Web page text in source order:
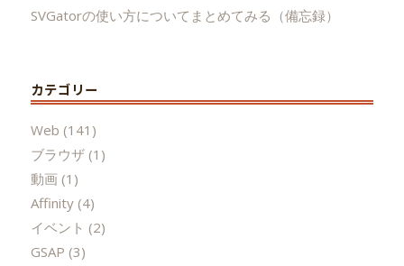
SVGatorの使い方についてまとめてみる（備忘録）
カテゴリー
Web (141)
ブラウザ(1)
動画 (1)
Affinity(4)
イベント (2)
GSAP (3)